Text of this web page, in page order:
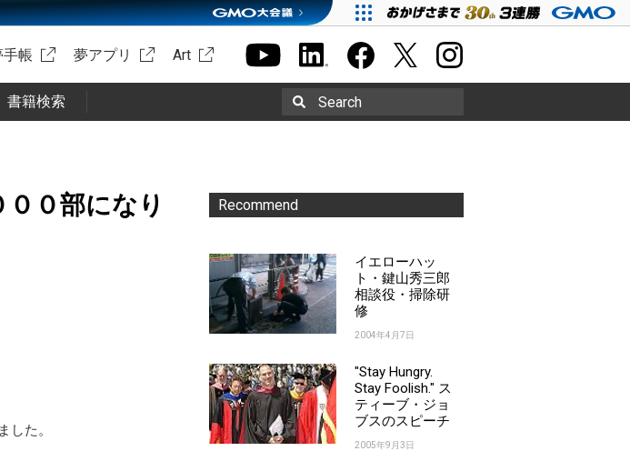
手帳 夢アプリ Art
書籍検索 Search
００部になり
した。
Recommend
イエローハッ
ト・鍵山秀三郎
相談役・掃除研
修
2004年4月7日
"Stay Hungry.
Stay Foolish." ス
ティーブ・ジョ
ブスのスピーチ
2005年9月3日